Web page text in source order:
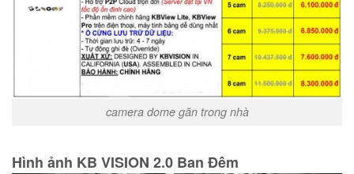
camera dome găn trong nhà
Hình ảnh KB VISION 2.0 Ban Đêm